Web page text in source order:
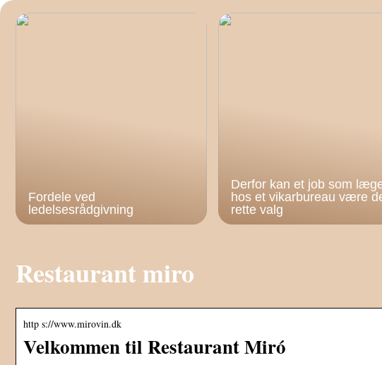
Fordele ved
ledelsesrådgivning
Derfor kan et job som
hos et vikarbureau være
rette valg
Restaurant miro
http s://www.mirovin.dk
Velkommen til Restaurant Miró